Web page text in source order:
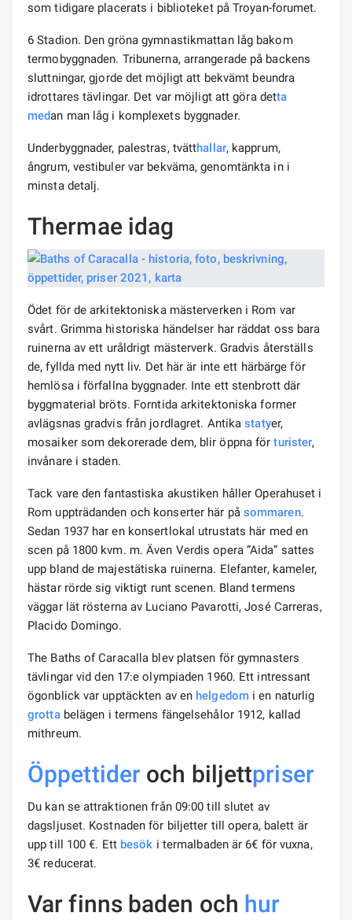
som tidigare placerats i biblioteket på Troyan-forumet.
6 Stadion. Den gröna gymnastikmattan låg bakom
termobyggnaden. Tribunerna, arrangerade på backens
sluttningar, gjorde det möjligt att bekvämt beundra
idrottares tävlingar. Det var möjligt att göra detta
medan man låg i komplexets byggnader.
Underbyggnader, palestras, tvätthallar, kapprum,
ångrum, vestibuler var bekväma, genomtänkta in i
minsta detalj.
Thermae idag
Ödet för de arkitektoniska mästerverken i Rom var
svårt. Grimma historiska händelser har räddat oss bara
ruinerna av ett uråldrigt mästerverk. Gradvis återställs
de, fyllda med nytt liv. Det här är inte ett härbärge för
hemlösa i förfallna byggnader. Inte ett stenbrott där
byggmaterial bröts. Forntida arkitektoniska former
avlägsnas gradvis från jordlagret. Antikastatyer,
mosaiker som dekorerade dem, blir öppna förturister,
invånare i staden.
Tack vare den fantastiska akustiken håller Operahuset i
Rom uppträdanden och konserter här på sommaren.
Sedan 1937 har en konsertlokal utrustats här med en
scen på 1800 kvm. m. Även Verdis opera ”Aida” sattes
upp bland de majestätiska ruinerna. Elefanter, kameler,
hästar rörde sig viktigt runt scenen. Bland termens
väggar lät rösterna av Luciano Pavarotti, José Carreras,
Placido Domingo.
The Baths of Caracalla blev platsen för gymnasters
tävlingar vid den 17:e olympiaden 1960. Ett intressant
ögonblick var upptäckten av en helgedomi en naturlig
grottabelägen i termens fängelsehålor 1912, kallad
mithreum.
Öppettider och biljettpriser
Du kan se attraktionen från 09:00 till slutet av
dagsljuset. Kostnaden för biljetter till opera, balett är
upp till 100 €. Ett besök i termalbaden är 6€ för vuxna,
3€ reducerat.
Var finns baden och hur